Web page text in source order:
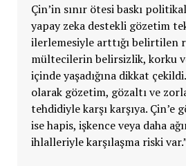
Çin’in sınır ötesi baskı
yapay zeka destekli gözetim
ilerlemesiyle arttığı belirtilen
mültecilerin belirsizlik, korku
içinde yaşadığına dikkat
olarak gözetim, gözaltı ve
tehdidiyle karşı karşıya.
ise hapis, işkence veya daha
ihlalleriyle karşılaşma riski